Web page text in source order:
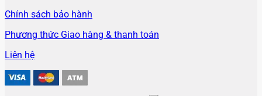
Chính sách bảo hành
Phương thức Giao hàng & thanh toán
Liên hệ